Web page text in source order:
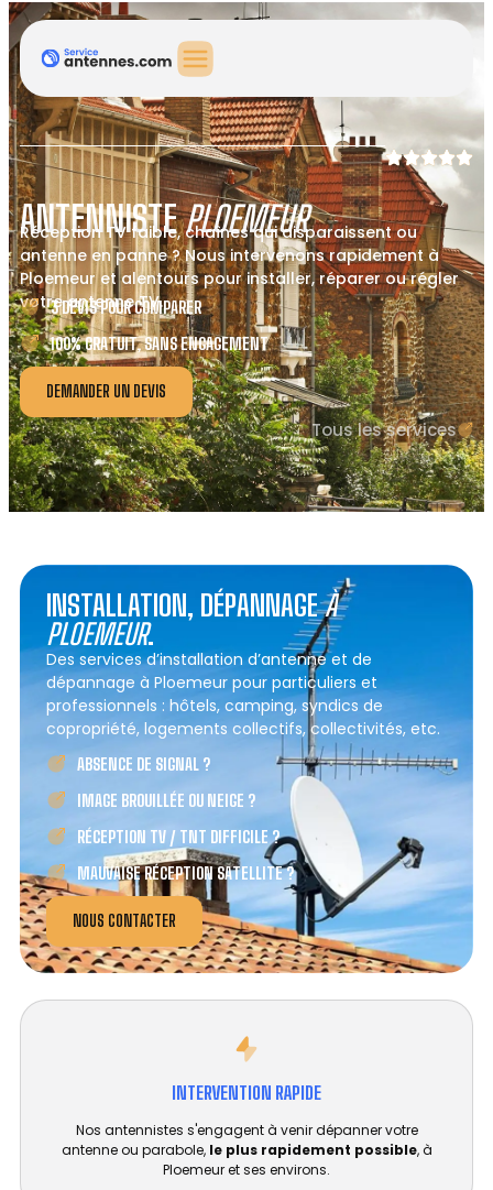
ANTENNISTEPLOEMEUR
Réception TV faible, chaînes qui disparaissent ou
antenne en panne ? Nous intervenons rapidement à
Ploemeur et alentours pour installer, réparer ou régler
votre antenne TV.
3 DEVIS POUR COMPARER
100% GRATUIT, SANS ENGAGEMENT
DEMANDER UN DEVIS
Tous les services
INSTALLATION, DÉPANNAGEÀ
PLOEMEUR.
Des services d’installation d’antenne et de
dépannage à Ploemeur pour particuliers et
professionnels : hôtels, camping, syndics de
copropriété, logements collectifs, collectivités, etc.
ABSENCE DE SIGNAL ?
IMAGE BROUILLÉE OU NEIGE ?
RÉCEPTION TV / TNT DIFFICILE ?
MAUVAISE RÉCEPTION SATELLITE ?
NOUS CONTACTER
INTERVENTION RAPIDE
Nos antennistes s'engagent à venir dépanner votre
antenne ou parabole, le plus rapidement possible, à
Ploemeur et ses environs.